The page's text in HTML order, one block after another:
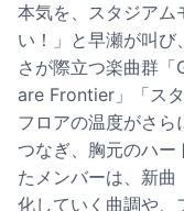
本気を、スタジアム
い！」と早瀬が叫び
さが際立つ楽曲群
are Frontier」「ス
フロアの温度がさら
つなぎ、胸元のハー
たメンバーは、新
化していく曲調や、